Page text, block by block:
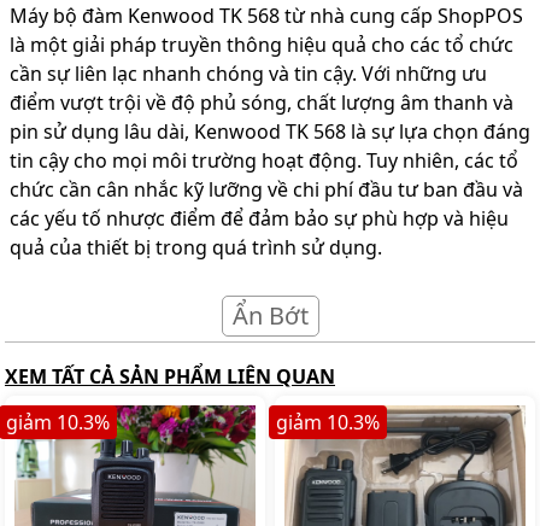
Máy bộ đàm Kenwood TK 568 từ nhà cung cấp ShopPOS
là một giải pháp truyền thông hiệu quả cho các tổ chức
cần sự liên lạc nhanh chóng và tin cậy. Với những ưu
điểm vượt trội về độ phủ sóng, chất lượng âm thanh và
pin sử dụng lâu dài, Kenwood TK 568 là sự lựa chọn đáng
tin cậy cho mọi môi trường hoạt động. Tuy nhiên, các tổ
chức cần cân nhắc kỹ lưỡng về chi phí đầu tư ban đầu và
các yếu tố nhược điểm để đảm bảo sự phù hợp và hiệu
quả của thiết bị trong quá trình sử dụng.
Ẩn Bớt
XEM TẤT CẢ SẢN PHẨM LIÊN QUAN
giảm 10.3% giảm 10.3%